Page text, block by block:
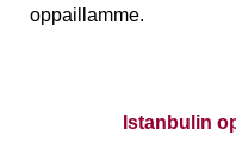
oppaillamme.
Istanbulin